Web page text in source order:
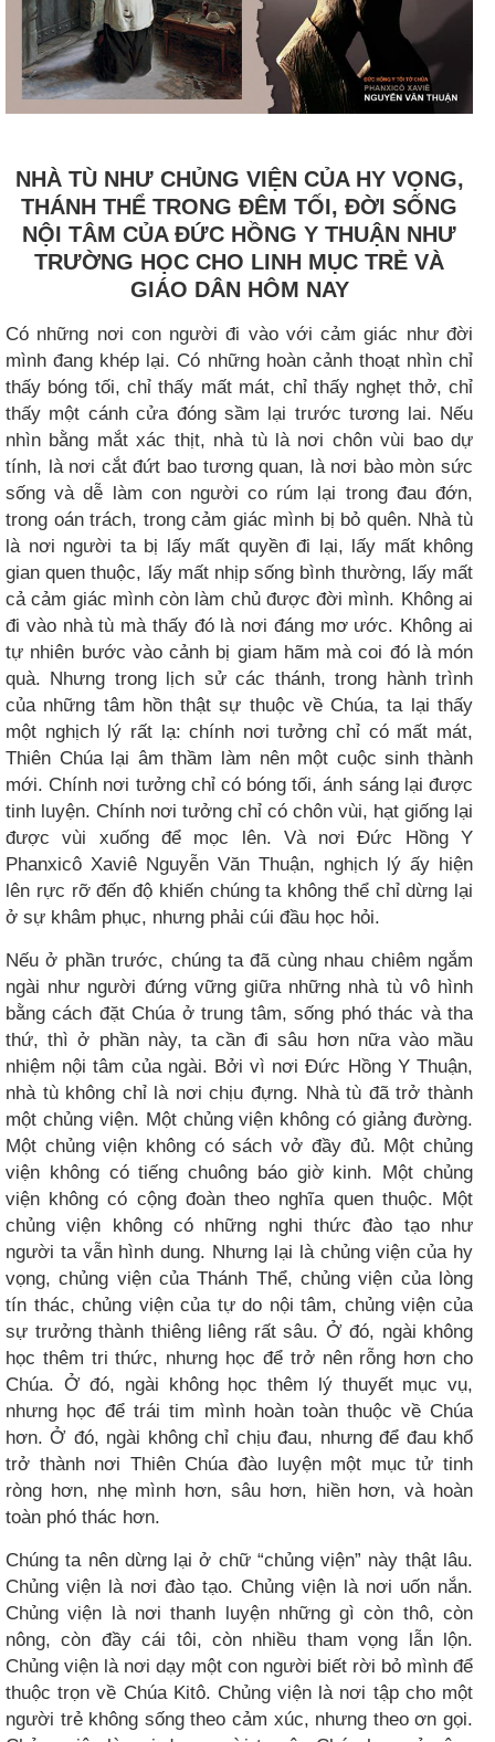
NHÀ TÙ NHƯ CHỦNG VIỆN CỦA HY VỌNG,
THÁNH THỂ TRONG ĐÊM TỐI, ĐỜI SỐNG
NỘI TÂM CỦA ĐỨC HỒNG Y THUẬN NHƯ
TRƯỜNG HỌC CHO LINH MỤC TRẺ VÀ
GIÁO DÂN HÔM NAY
Có những nơi con người đi vào với cảm giác như đời
mình đang khép lại. Có những hoàn cảnh thoạt nhìn chỉ
thấy bóng tối, chỉ thấy mất mát, chỉ thấy nghẹt thở, chỉ
thấy một cánh cửa đóng sầm lại trước tương lai. Nếu
nhìn bằng mắt xác thịt, nhà tù là nơi chôn vùi bao dự
tính, là nơi cắt đứt bao tương quan, là nơi bào mòn sức
sống và dễ làm con người co rúm lại trong đau đớn,
trong oán trách, trong cảm giác mình bị bỏ quên. Nhà tù
là nơi người ta bị lấy mất quyền đi lại, lấy mất không
gian quen thuộc, lấy mất nhịp sống bình thường, lấy mất
cả cảm giác mình còn làm chủ được đời mình. Không ai
đi vào nhà tù mà thấy đó là nơi đáng mơ ước. Không ai
tự nhiên bước vào cảnh bị giam hãm mà coi đó là món
quà. Nhưng trong lịch sử các thánh, trong hành trình
của những tâm hồn thật sự thuộc về Chúa, ta lại thấy
một nghịch lý rất lạ: chính nơi tưởng chỉ có mất mát,
Thiên Chúa lại âm thầm làm nên một cuộc sinh thành
mới. Chính nơi tưởng chỉ có bóng tối, ánh sáng lại được
tinh luyện. Chính nơi tưởng chỉ có chôn vùi, hạt giống lại
được vùi xuống để mọc lên. Và nơi Đức Hồng Y
Phanxicô Xaviê Nguyễn Văn Thuận, nghịch lý ấy hiện
lên rực rỡ đến độ khiến chúng ta không thể chỉ dừng lại
ở sự khâm phục, nhưng phải cúi đầu học hỏi.
Nếu ở phần trước, chúng ta đã cùng nhau chiêm ngắm
ngài như người đứng vững giữa những nhà tù vô hình
bằng cách đặt Chúa ở trung tâm, sống phó thác và tha
thứ, thì ở phần này, ta cần đi sâu hơn nữa vào mầu
nhiệm nội tâm của ngài. Bởi vì nơi Đức Hồng Y Thuận,
nhà tù không chỉ là nơi chịu đựng. Nhà tù đã trở thành
một chủng viện. Một chủng viện không có giảng đường.
Một chủng viện không có sách vở đầy đủ. Một chủng
viện không có tiếng chuông báo giờ kinh. Một chủng
viện không có cộng đoàn theo nghĩa quen thuộc. Một
chủng viện không có những nghi thức đào tạo như
người ta vẫn hình dung. Nhưng lại là chủng viện của hy
vọng, chủng viện của Thánh Thể, chủng viện của lòng
tín thác, chủng viện của tự do nội tâm, chủng viện của
sự trưởng thành thiêng liêng rất sâu. Ở đó, ngài không
học thêm tri thức, nhưng học để trở nên rỗng hơn cho
Chúa. Ở đó, ngài không học thêm lý thuyết mục vụ,
nhưng học để trái tim mình hoàn toàn thuộc về Chúa
hơn. Ở đó, ngài không chỉ chịu đau, nhưng để đau khổ
trở thành nơi Thiên Chúa đào luyện một mục tử tinh
ròng hơn, nhẹ mình hơn, sâu hơn, hiền hơn, và hoàn
toàn phó thác hơn.
Chúng ta nên dừng lại ở chữ “chủng viện” này thật lâu.
Chủng viện là nơi đào tạo. Chủng viện là nơi uốn nắn.
Chủng viện là nơi thanh luyện những gì còn thô, còn
nông, còn đầy cái tôi, còn nhiều tham vọng lẫn lộn.
Chủng viện là nơi dạy một con người biết rời bỏ mình để
thuộc trọn về Chúa Kitô. Chủng viện là nơi tập cho một
người trẻ không sống theo cảm xúc, nhưng theo ơn gọi.